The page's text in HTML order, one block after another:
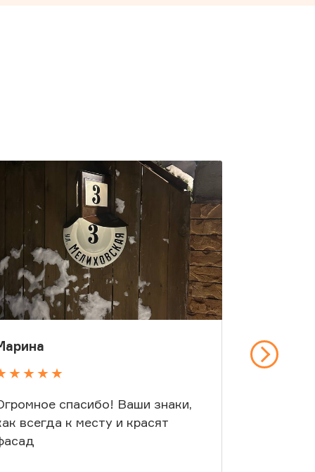
спасибо! Ваши знаки,
всегда к месту и красят